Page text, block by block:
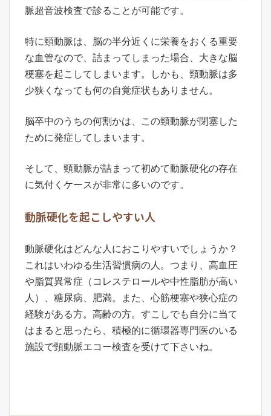
脈超音波検査で診ることが可能です。
特に頸動脈は、脳の半分近くに栄養をおくる重要
な血管なので、詰まってしまった場合、大きな脳
梗塞を起こしてしまいます。しかも、頸動脈は多
少狭くなっても何の自覚症状もありません。
脳卒中のうちの何割かは、この頸動脈が閉塞した
ために発症してしまいます。
そして、頸動脈が詰まって初めて動脈硬化の存在
に気付くケースが非常に多いのです。
動脈硬化を起こしやすい人
動脈硬化はどんな人におこりやすいでしょうか？
これはいわゆる生活習慣病の人。つまり、高血圧
や脂質異常症（コレステロールや中性脂肪が高い
人）、糖尿病、肥満。また、心筋梗塞や狭心症の
経験がある方。高齢の方。すこしでも自分に当て
はまると思ったら、積極的に循環器専門医のいる
施設で頸動脈エコー検査を受けて下さいね。